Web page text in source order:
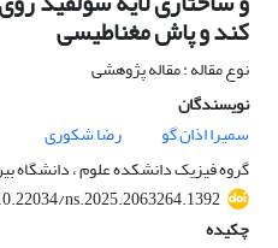
کند و پاش مغناطیسی
نوع مقاله : مقاله پژوهشی
نویسندگان
سمیرا اذان گو
رضا شکوری
گروه فیزیک دانشکده علوم ، دانشگاه
ns.2025.2063264.1392
چکیده